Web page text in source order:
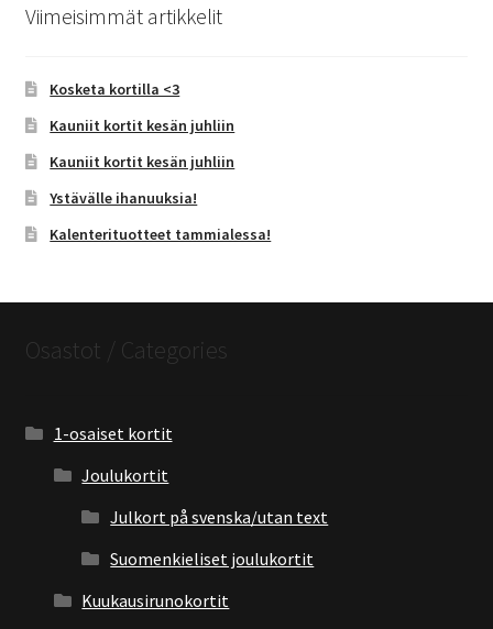
Viimeisimmät artikkelit
Kosketa kortilla <3
Kauniit kortit kesän juhliin
Kauniit kortit kesän juhliin
Ystävälle ihanuuksia!
Kalenterituotteet tammialessa!
Osastot / Categories
1-osaiset kortit
Joulukortit
Julkort på svenska/utan text
Suomenkieliset joulukortit
Kuukausirunokortit